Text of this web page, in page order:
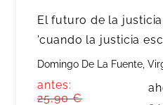
El futuro de la
'cuando la justicia
Domingo De La Fuente,
antes:
25,90 €